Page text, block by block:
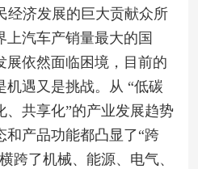
经济发展的巨大贡献众所
上汽车产销量最大的国
展依然面临困境，目前的
机遇又是挑战。从 “低碳
、共享化”的产业发展趋势
和产品功能都凸显了“跨
跨了机械、能源、电气、